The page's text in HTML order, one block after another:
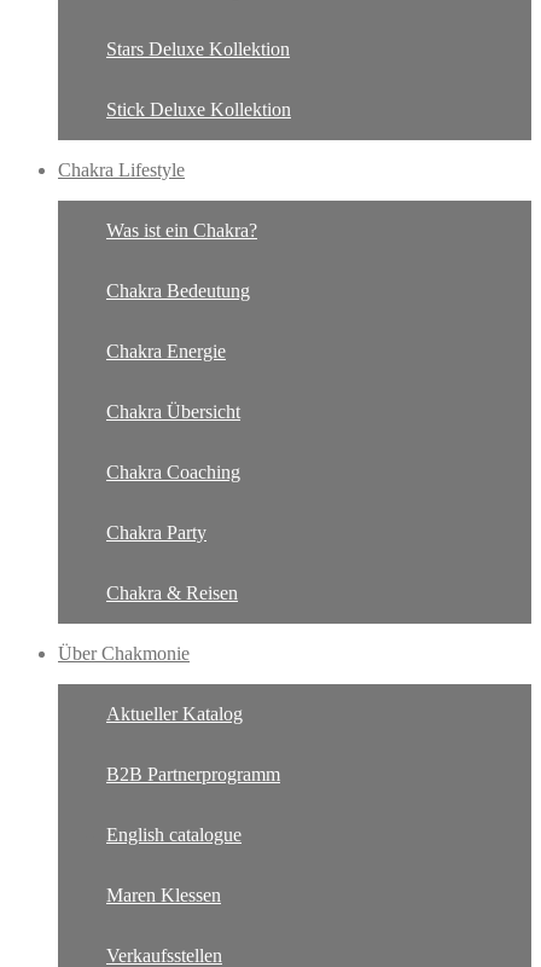
Stars Deluxe Kollektion
Stick Deluxe Kollektion
Chakra Lifestyle
Was ist ein Chakra?
Chakra Bedeutung
Chakra Energie
Chakra Übersicht
Chakra Coaching
Chakra Party
Chakra & Reisen
Über Chakmonie
Aktueller Katalog
B2B Partnerprogramm
English catalogue
Maren Klessen
Verkaufsstellen